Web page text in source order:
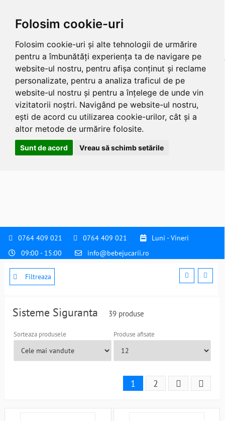
Folosim cookie-uri
Folosim cookie-uri și alte tehnologii de urmărire
pentru a îmbunătăți experiența ta de navigare pe
website-ul nostru, pentru afișa conținut și reclame
personalizate, pentru a analiza traficul de pe
website-ul nostru și pentru a înțelege de unde vin
vizitatorii noștri. Navigând pe website-ul nostru,
ești de acord cu utilizarea cookie-urilor, cât și a
altor metode de urmărire folosite.
Sunt de acord Vreau să schimb setările
0764 409 021 0764 409 021
Luni - Vineri
09:00 - 15:00
info@bebejucarii.ro
Filtreaza
Sisteme Siguranta 39 produse
Sorteaza produsele Produse afisate
1 2